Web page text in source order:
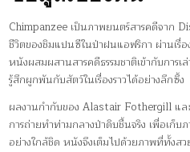
Chimpanzee เป็นภาพยนตร์สารคดีจาก
ชีวิตของชิมแปนซีในป่าฝนแอฟริกา ผ่านเรื่
หนังผสมผสานสารคดีธรรมชาติเข้ากับการ
รู้สึกผูกพันกับสัตว์ในเรื่องราวได้อย่างลึกซึ้ง
ผลงานกำกับของ Alastair Fothergill แล
การถ่ายทำท่ามกลางป่าดิบชื้นจริง เพื่อเก็
อย่างใกล้ชิด หนังจึงเต็มไปด้วยภาพที่ทั้งส